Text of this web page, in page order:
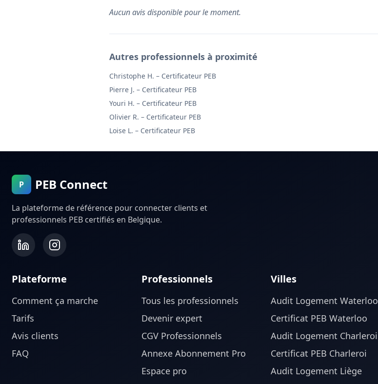
Aucun avis disponible pour le moment.
Autres professionnels à proximité
Christophe H. – Certificateur PEB
Pierre J. – Certificateur PEB
Youri H. – Certificateur PEB
Olivier R. – Certificateur PEB
Loise L. – Certificateur PEB
P PEB Connect
La plateforme de référence pour connecter clients et
professionnels PEB certifiés en Belgique.
Plateforme
Comment ça marche
Tarifs
Avis clients
FAQ
Professionnels
Tous les professionnels
Devenir expert
CGV Professionnels
Annexe Abonnement Pro
Espace pro
Villes
Audit Logement Waterloo
Certificat PEB Waterloo
Audit Logement Charleroi
Certificat PEB Charleroi
Audit Logement Liège